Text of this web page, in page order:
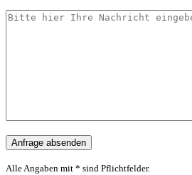
Alle Angaben mit * sind Pflichtfelder.